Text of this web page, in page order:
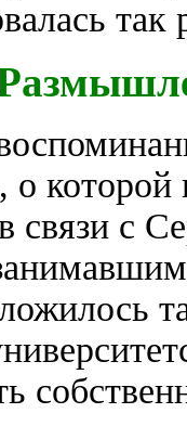
так
о
связи с